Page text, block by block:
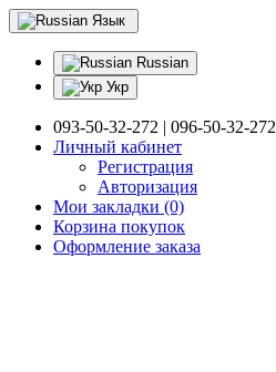
Язык
Russian
Укр
093-50-32-272 | 096-50-32-272
Личный кабинет
Регистрация
Авторизация
Мои закладки (0)
Корзина покупок
Оформление заказа